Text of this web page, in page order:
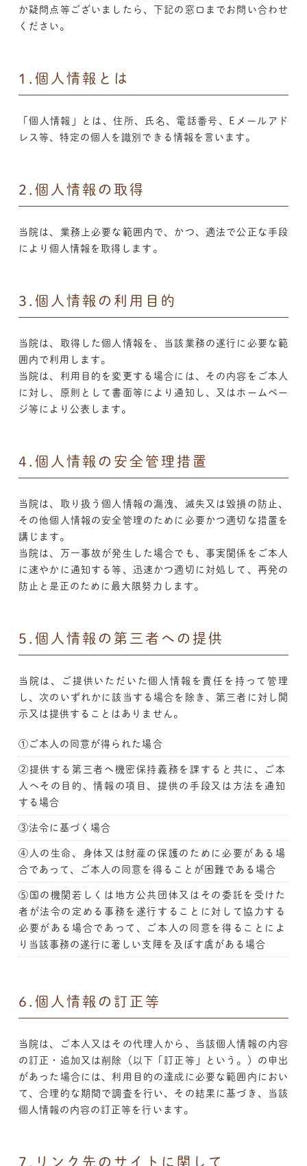
か疑問点等ございましたら、下記の窓口までお問い合わせ
ください。
1.個人情報とは
「個人情報」とは、住所、氏名、電話番号、Eメールアド
レス等、特定の個人を識別できる情報を言います。
2.個人情報の取得
当院は、業務上必要な範囲内で、かつ、適法で公正な手段
により個人情報を取得します。
3.個人情報の利用目的
当院は、取得した個人情報を、当該業務の遂行に必要な範
囲内で利用します。
当院は、利用目的を変更する場合には、その内容をご本人
に対し、原則として書面等により通知し、又はホームペー
ジ等により公表します。
4.個人情報の安全管理措置
当院は、取り扱う個人情報の漏洩、滅失又は毀損の防止、
その他個人情報の安全管理のために必要かつ適切な措置を
講じます。
当院は、万一事故が発生した場合でも、事実関係をご本人
に速やかに通知する等、迅速かつ適切に対処して、再発の
防止と是正のために最大限努力します。
5.個人情報の第三者への提供
当院は、ご提供いただいた個人情報を責任を持って管理
し、次のいずれかに該当する場合を除き、第三者に対し開
示又は提供することはありません。
①ご本人の同意が得られた場合
②提供する第三者へ機密保持義務を課すると共に、ご本
人へその目的、情報の項目、提供の手段又は方法を通知
する場合
③法令に基づく場合
④人の生命、身体又は財産の保護のために必要がある場
合であって、ご本人の同意を得ることが困難である場合
⑤国の機関若しくは地方公共団体又はその委託を受けた
者が法令の定める事務を遂行することに対して協力する
必要がある場合であって、ご本人の同意を得ることによ
り当該事務の遂行に著しい支障を及ぼす虞がある場合
6.個人情報の訂正等
当院は、ご本人又はその代理人から、当該個人情報の内容
の訂正・追加又は削除（以下「訂正等」という。）の申出
があった場合には、利用目的の達成に必要な範囲内におい
て、合理的な期間で調査を行い、その結果に基づき、当該
個人情報の内容の訂正等を行います。
7.リンク先のサイトに関して